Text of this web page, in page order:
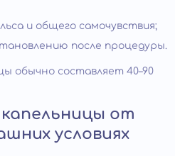
и общего самочувствия;
после процедуры.
обычно составляет 40–90
от
условиях